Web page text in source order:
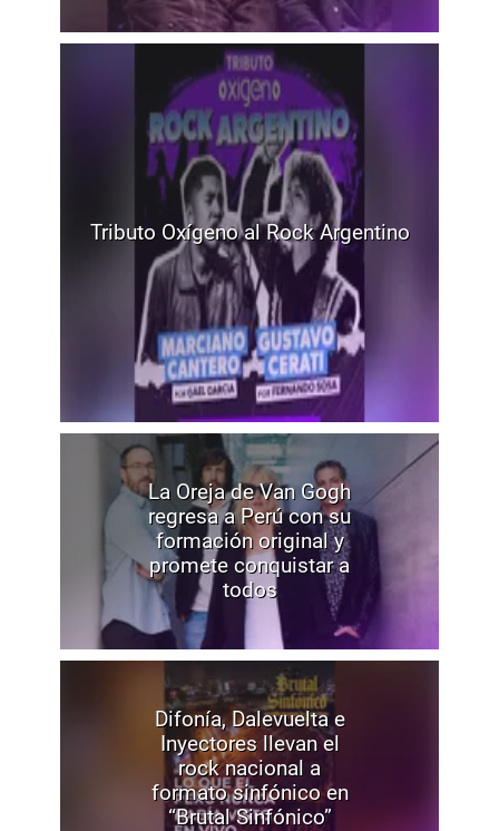
Tributo Oxígeno al Rock Argentino
La Oreja de Van Gogh
regresa a Perú con su
formación original y
promete conquistar a
todos
Difonía, Dalevuelta e
Inyectores llevan el
rock nacional a
formato sinfónico en
“Brutal Sinfónico”